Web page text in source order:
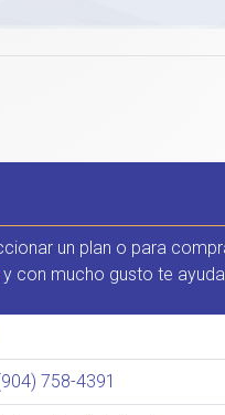
un plan o para
y con mucho gusto te
758-4391